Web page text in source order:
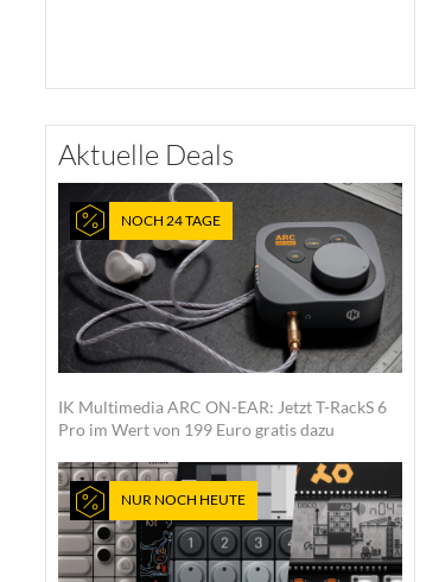
Aktuelle Deals
NOCH 24 TAGE
IK Multimedia ARC ON-EAR: Jetzt T-RackS 6
Pro im Wert von 199 Euro gratis dazu
NUR NOCH HEUTE